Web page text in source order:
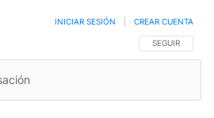
SIGA ESTA
SEGUIR
INICIAR SESIÓN CREAR CUENTA